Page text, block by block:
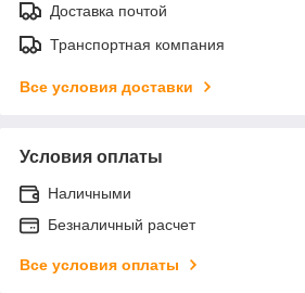
Доставка почтой
Транспортная компания
Все условия доставки
Условия оплаты
Наличными
Безналичный расчет
Все условия оплаты